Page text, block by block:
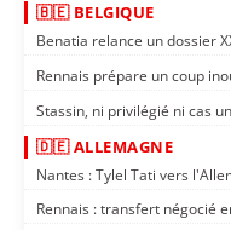
🇧🇪 BELGIQUE
Benatia relance un dossier
Rennais prépare un coup
Stassin, ni privilégié ni cas
🇩🇪 ALLEMAGNE
Nantes : Tylel Tati vers
Rennais : transfert négocié